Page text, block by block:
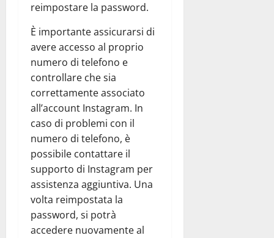
reimpostare la password.
È importante assicurarsi di
avere accesso al proprio
numero di telefono e
controllare che sia
correttamente associato
all’account Instagram. In
caso di problemi con il
numero di telefono, è
possibile contattare il
supporto di Instagram per
assistenza aggiuntiva. Una
volta reimpostata la
password, si potrà
accedere nuovamente al